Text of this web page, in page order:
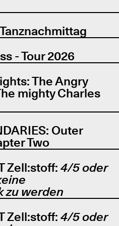
- Tour 2026
The Angry
mighty Charles
Outer
Two
Zell:stoff: 4/5 oder
zu werden
Zell:stoff: 4/5 oder